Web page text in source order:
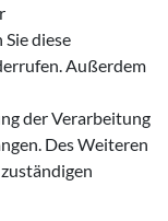
diese
Außerdem
der Verarbeitung
Des Weiteren